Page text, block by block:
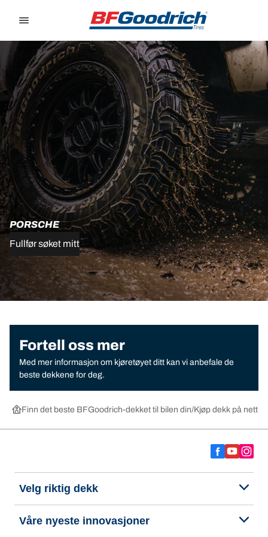
PORSCHE
Fullfør søket mitt
Fortell oss mer
Med mer informasjon om kjøretøyet ditt kan vi anbefale de
beste dekkene for deg.
Finn det beste BFGoodrich-dekket til bilen din Kjøp dekk på nett
Velg riktig dekk
Våre nyeste innovasjoner